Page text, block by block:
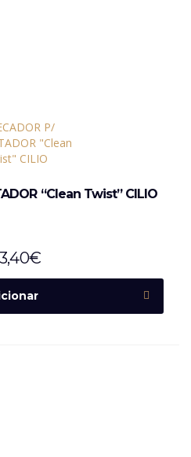
“Clean Twist” CILIO
€